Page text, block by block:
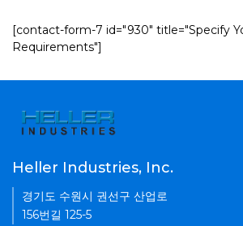
[contact-form-7 id="930" title="Specify
Requirements"]
Heller Industries, Inc.
경기도 수원시 권선구 산업로
156번길 125-5